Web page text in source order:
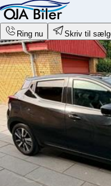
Ring nu Skriv til